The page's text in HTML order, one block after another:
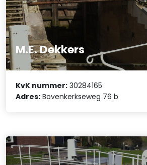
M.E. Dekkers
KvK nummer: 30284165
Adres: Bovenkerkseweg 76 b